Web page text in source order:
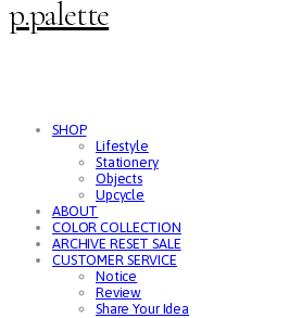
p.palette
SHOP
Lifestyle
Stationery
Objects
Upcycle
ABOUT
COLOR COLLECTION
ARCHIVE RESET SALE
CUSTOMER SERVICE
Notice
Review
Share Your Idea